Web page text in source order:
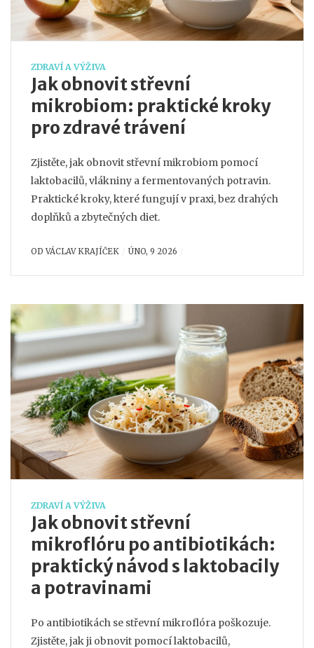
ZDRAVÍ A VÝŽIVA
Jak obnovit střevní
mikrobiom: praktické kroky
pro zdravé trávení
Zjistěte, jak obnovit střevní mikrobiom pomocí
laktobacilů, vlákniny a fermentovaných potravin.
Praktické kroky, které fungují v praxi, bez drahých
doplňků a zbytečných diet.
ODVÁCLAV KRAJÍČEK ÚNO, 9 2026
ZDRAVÍ A VÝŽIVA
Jak obnovit střevní
mikroflóru po antibiotikách:
praktický návod s laktobacily
a potravinami
Po antibiotikách se střevní mikroflóra poškozuje.
Zjistěte, jak ji obnovit pomocí laktobacilů,